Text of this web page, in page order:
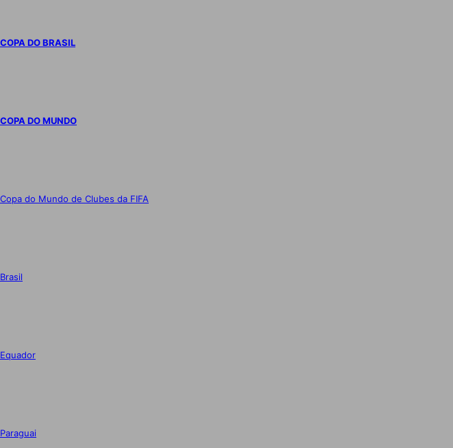
COPA DO BRASIL
COPA DO MUNDO
Copa do Mundo de Clubes da FIFA
Brasil
Equador
Paraguai